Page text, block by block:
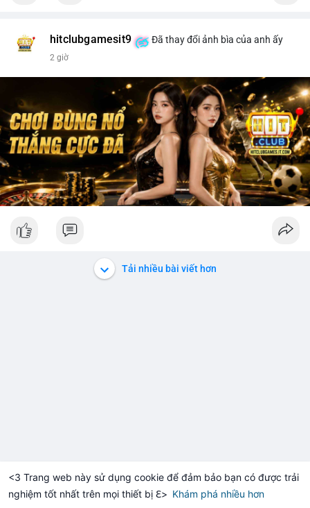
<3 Trang web này sử dụng cookie để đảm bảo bạn có được trải
nghiệm tốt nhất trên mọi thiết bị ℇ> Khám phá nhiều hơn
-0.10% Solana SOL $76.41 +2.07%
hitclubgamesit9 Đã thay đổi ảnh bìa của anh ấy
2 giờ
Tải nhiều bài viết hơn